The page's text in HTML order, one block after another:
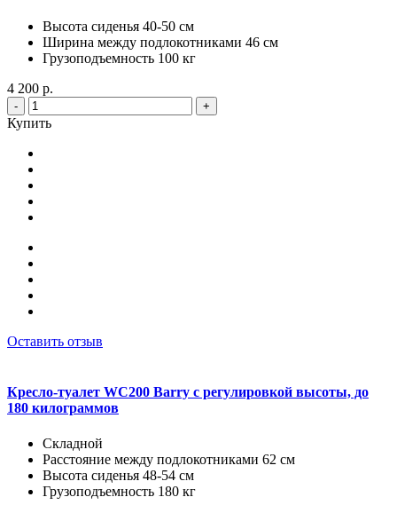
Высота сиденья 40-50 см
Ширина между подлокотниками 46 см
Грузоподъемность 100 кг
4 200 р.
- +
Купить
Оставить отзыв
Кресло-туалет WC200 Barry с регулировкой высоты, до
180 килограммов
Складной
Расстояние между подлокотниками 62 см
Высота сиденья 48-54 см
Грузоподъемность 180 кг